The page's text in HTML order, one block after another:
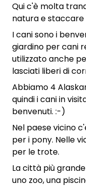
Qui c'è molta
natura e staccare
I cani sono i
giardino per cani
utilizzato anche
lasciati liberi di
Abbiamo 4
quindi i cani in
benvenuti. :-)
Nel paese vicino
per i pony. Nelle
per le trote.
La città più
uno zoo, una